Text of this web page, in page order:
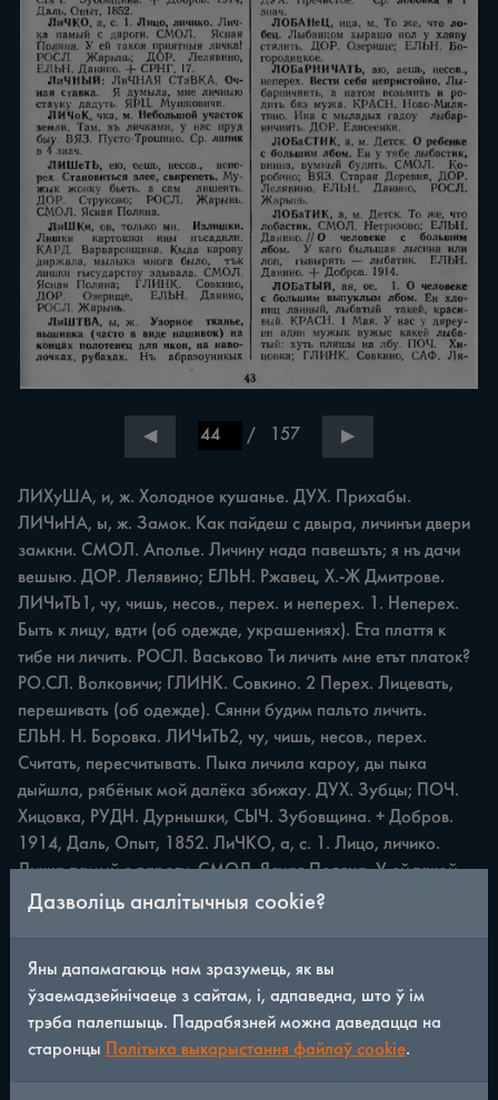
◀ / 157 ▶
ЛИХуША, и, ж. Холодное кушанье. ДУХ. Прихабы.
ЛИЧиНА, ы, ж. Замок. Как пайдеш с двыра, личинъи двери
замкни. СМОЛ. Аполье. Личину нада павешъть; я нъ дачи
вешыю. ДОР. Лелявино; ЕЛЬН. Ржавец, Х.-Ж Дмитрове.
ЛИЧиТЬ1, чу, чишь, несов., перех. и неперех. 1. Неперех.
Быть к лицу, вдти (об одежде, украшениях). Ета плаття к
тибе ни личить. РОСЛ. Васьково Ти личить мне етът платок?
РО.СЛ. Волковичи; ГЛИНК. Совкино. 2 Перех. Лицевать,
перешивать (об одежде). Сянни будим пальто личить.
ЕЛЬН. Н. Боровка. ЛИЧиТЬ2, чу, чишь, несов., перех.
Считать, пересчитывать. Пыка личила кароу, ды пыка
дыйшла, рябёнык мой далёка збижау. ДУХ. Зубцы; ПОЧ.
Хицовка, РУДН. Дурнышки, СЫЧ. Зубовщина. + Добров.
1914, Даль, Опыт, 1852. ЛиЧКО, а, с. 1. Лицо, личико.
Личка памый с дароги. СМОЛ. Ясная Поляна. У ей такой
приятныя личка! РОСЛ. Жарынь; ДОР. Лелявино, ЕЛЬН.
Мушковичи. ЛИЧоК, чка, м. Небольшой участок земли.
Там, зъ личками, у нас пруд быу, ВЯЗ. Пусто-Трошино. Ср.
лапик в 4 зиач. ЛИШеТЬ, ею, еешь, несов., неперех
Становиться злее, свирепеть. Мужык жонку бьеть, а сам
лишеить. ДОР. Струково; РОСЛ. Жарынь. СМОЛ. Ясная
Дазволіць аналітычныя cookie?
Яны дапамагаюць нам зразумець, як вы
ўзаемадзейнічаеце з сайтам, і, адпаведна, што ў ім
трэба палепшыць. Падрабязней можна даведацца на
старонцы Палітыка выкарыстання файлаў cookie.